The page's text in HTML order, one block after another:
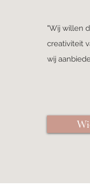
"Wij willen
creativiteit
wij